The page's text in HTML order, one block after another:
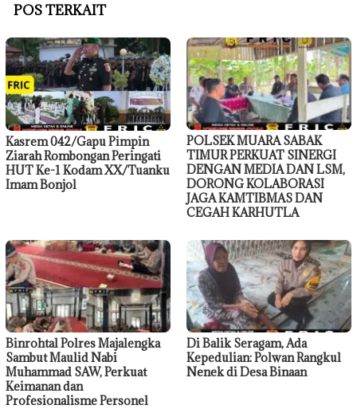
POS TERKAIT
Kasrem 042/Gapu Pimpin
Ziarah Rombongan Peringati
HUT Ke-1 Kodam XX/Tuanku
Imam Bonjol
POLSEK MUARA SABAK
TIMUR PERKUAT SINERGI
DENGAN MEDIA DAN LSM,
DORONG KOLABORASI
JAGA KAMTIBMAS DAN
CEGAH KARHUTLA
Binrohtal Polres Majalengka
Sambut Maulid Nabi
Muhammad SAW, Perkuat
Keimanan dan
Profesionalisme Personel
Di Balik Seragam, Ada
Kepedulian: Polwan Rangkul
Nenek di Desa Binaan